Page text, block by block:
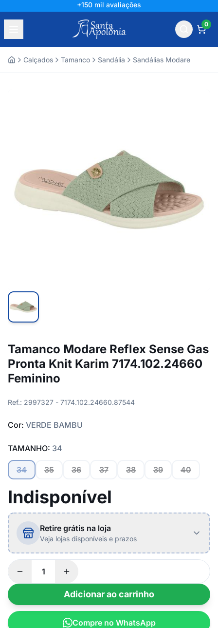
+150 mil avaliações
0
Calçados Tamanco Sandália Sandálias Modare
Tamanco Modare Reflex Sense Gas
Pronta Knit Karim 7174.102.24660
Feminino
Ref.: 2997327 - 7174.102.24660.87544
Cor: VERDE BAMBU
TAMANHO: 34
34 35 36 37 38 39 40
Indisponível
Retire grátis na loja
Veja lojas disponíveis e prazos
Adicionar ao carrinho
Compre no WhatsApp